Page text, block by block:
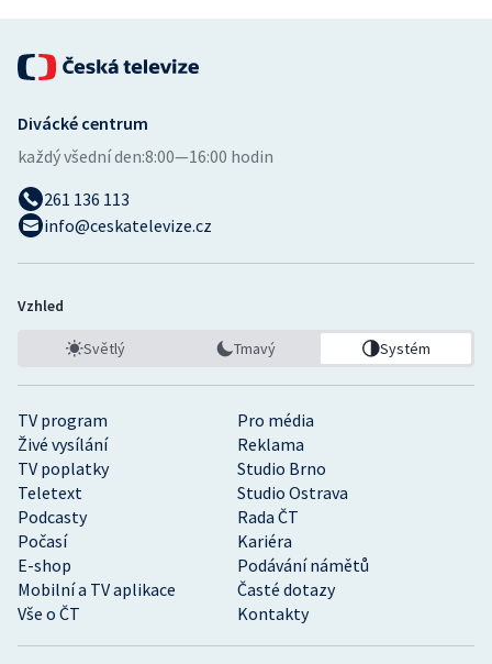
TV program
Pro média
Živé vysílání
Reklama
TV poplatky
Studio Brno
Teletext
Studio Ostrava
Podcasty
Rada ČT
Počasí
Kariéra
E-shop
Podávání námětů
Mobilní a TV aplikace
Časté dotazy
Vše o ČT
Kontakty
Divácké centrum
každý všední den:8:00—16:00 hodin
261 136 113
info@ceskatelevize.cz
Vzhled
Světlý Tmavý Systém